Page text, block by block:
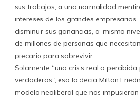
sus trabajos, a una normalidad
intereses de los grandes empresarios,
disminuir sus ganancias, al mismo
de millones de personas que
precario para sobrevivir.
Solamente “una crisis real o
verdaderos”, eso lo decía Milton
modelo neoliberal que nos